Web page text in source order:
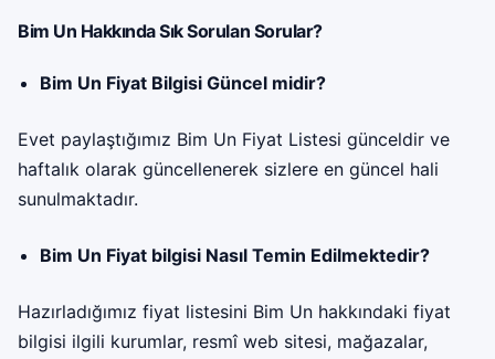
Bim Un Hakkında Sık Sorulan Sorular?
Bim Un Fiyat Bilgisi Güncel midir?
Evet paylaştığımız Bim Un Fiyat Listesi günceldir ve
haftalık olarak güncellenerek sizlere en güncel hali
sunulmaktadır.
Bim Un Fiyat bilgisi Nasıl Temin Edilmektedir?
Hazırladığımız fiyat listesini Bim Un hakkındaki fiyat
bilgisi ilgili kurumlar, resmî web sitesi, mağazalar,